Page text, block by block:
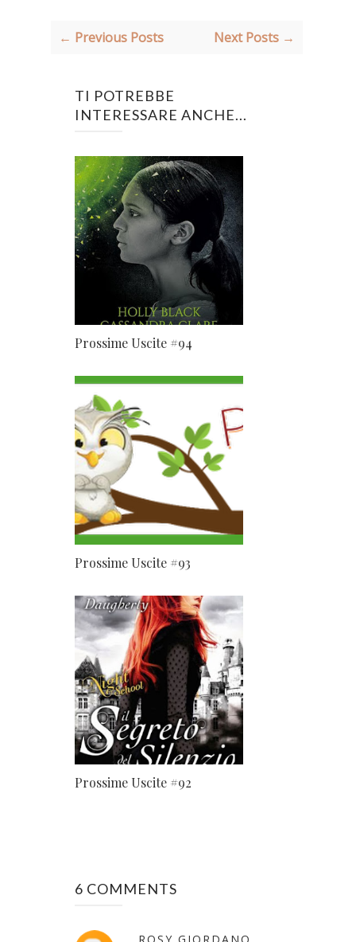
← Previous Posts Next Posts →
TI POTREBBE
INTERESSARE ANCHE...
Prossime Uscite #94
Prossime Uscite #93
Prossime Uscite #92
6 COMMENTS